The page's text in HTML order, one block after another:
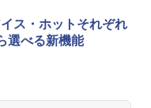
どんぶり 85g×12個 日清
ト カップ麺
ーブンレンジ 25L 一人
し フラットテーブル ス
メニュー19種搭載 角皿
ス・ホットそれぞれ
選べる新機能